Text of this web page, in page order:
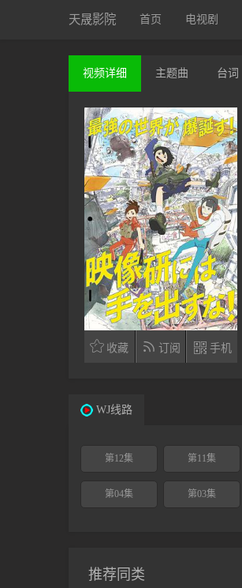
天晟影院 首页 电视剧
视频详细 主题曲 台词
 收藏  订阅  手机
WJ线路
第12集 第11集
第04集 第03集
推荐同类